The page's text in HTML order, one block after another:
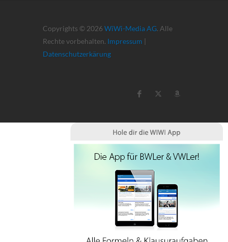
Copyrights © 2026 WiWi-Media AG. Alle
Rechte vorbehalten. Impressum |
Datenschutzerkärung